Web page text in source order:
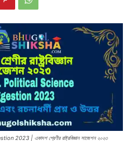
| একাদশ শ্রেণীর রাষ্ট্রবিজ্ঞান সাজেশন ২০২৩